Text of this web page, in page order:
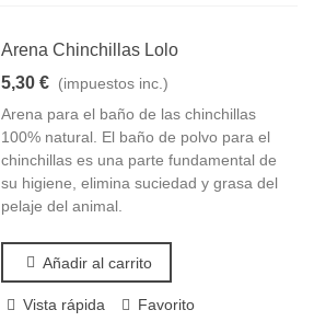
Arena Chinchillas Lolo
5,30 € (impuestos inc.)
Arena para el baño de las chinchillas
100% natural. El baño de polvo para el
chinchillas es una parte fundamental de
su higiene, elimina suciedad y grasa del
pelaje del animal.
Añadir al carrito
Vista rápida Favorito